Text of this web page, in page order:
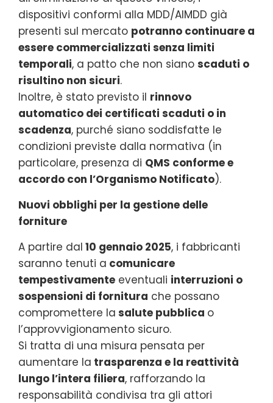
dispositivi conformi alla MDD/AIMDD già
presenti sul mercato potranno continuare a
essere commercializzati senza limiti
temporali, a patto che non siano scaduti o
risultino non sicuri.
Inoltre, è stato previsto il rinnovo
automatico dei certificati scaduti o in
scadenza, purché siano soddisfatte le
condizioni previste dalla normativa (in
particolare, presenza di QMS conforme e
accordo con l’Organismo Notificato).
Nuovi obblighi per la gestione delle
forniture
A partire dal 10 gennaio 2025, i fabbricanti
saranno tenuti a comunicare
tempestivamente eventuali interruzioni o
sospensioni di fornitura che possano
compromettere la salute pubblica o
l’approvvigionamento sicuro.
Si tratta di una misura pensata per
aumentare la trasparenza e la reattività
lungo l’intera filiera, rafforzando la
responsabilità condivisa tra gli attori